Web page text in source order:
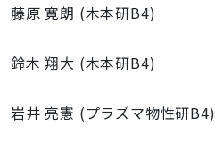
藤原 寛朗 (木本研B4)
鈴木 翔大 (木本研B4)
岩井 亮憲 (プラズマ物性研B4)